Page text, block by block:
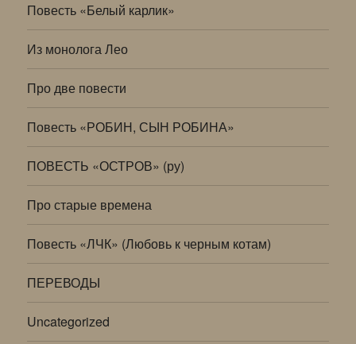
Повесть «Белый карлик»
Из монолога Лео
Про две повести
Повесть «РОБИН, СЫН РОБИНА»
ПОВЕСТЬ «ОСТРОВ» (ру)
Про старые времена
Повесть «ЛЧК» (Любовь к черным котам)
ПЕРЕВОДЫ
Uncategorized